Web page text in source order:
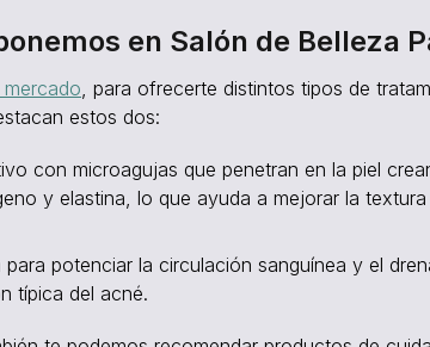
en Salón de Belleza
, para ofrecerte distintos tipos de
estos dos:
con microagujas que penetran en la piel
y elastina, lo que ayuda a mejorar la
potenciar la circulación sanguínea y el
típica del acné.